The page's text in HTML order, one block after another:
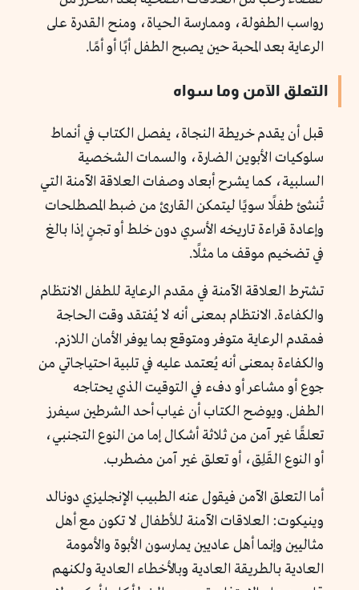
رواسب الطفولة، وممارسة الحياة، ومنح القدرة على
الرعاية بعد المحبة حين يصبح الطفل أبًا أو أمًا.
التعلق الآمن وما سواه
قبل أن يقدم خريطة النجاة، يفصل الكتاب في أنماط
سلوكيات الأبوين الضارة، والسمات الشخصية
السلبية، كما يشرح أبعاد وصفات العلاقة الآمنة التي
تُنشئ طفلًا سويًا ليتمكن القارئ من ضبط المصطلحات
وإعادة قراءة تاريخه الأسري دون خلط أو تجنٍ إذا بالغ
في تضخيم موقف ما مثلًا.
تشترط العلاقة الآمنة في مقدم الرعاية للطفل الانتظام
والكفاءة. الانتظام بمعنى أنه لا يُفتقد وقت الحاجة
فمقدم الرعاية متوفر ومتوقع بما يوفر الأمان اللازم.
والكفاءة بمعنى أنه يُعتمد عليه في تلبية احتياجاتي من
جوع أو مشاعر أو دفء في التوقيت الذي يحتاجه
الطفل. ويوضح الكتاب أن غياب أحد الشرطين سيفرز
تعلقًا غير آمن من ثلاثة أشكال إما من النوع التجنبي،
أو النوع القَلِق، أو تعلق غير آمن مضطرب.
أما التعلق الآمن فيقول عنه الطبيب الإنجليزي دونالد
وينيكوت: العلاقات الآمنة للأطفال لا تكون مع أهل
مثاليين وإنما أهل عاديين يمارسون الأبوة والأمومة
العادية بالطريقة العادية وبالأخطاء العادية ولكنهم